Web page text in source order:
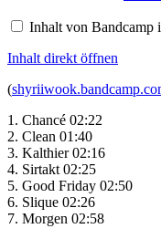
Bandcamp
Inhalt von Bandcamp
Inhalt direkt öffnen
(
1. Chancé 02:22
2. Clean 01:40
3. Kalthier 02:16
4. Sirtakt 02:25
5. Good Friday 02:50
6. Slique 02:26
7. Morgen 02:58